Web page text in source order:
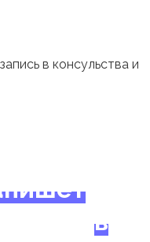
в консульства и
в